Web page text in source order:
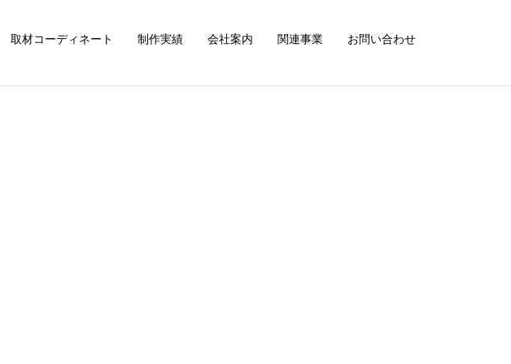
取材コーディネート 制作実績 会社案内 関連事業 お問い合わせ